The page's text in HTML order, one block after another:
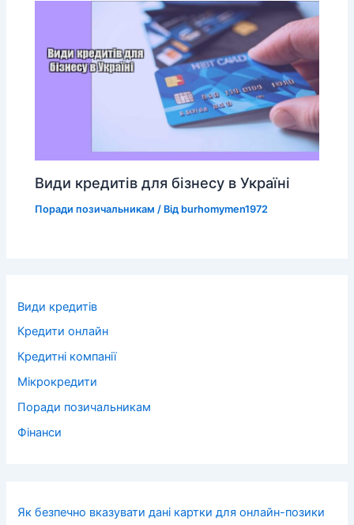
Види кредитів для бізнесу в Україні
Поради позичальникам / Від burhomymen1972
Види кредитів
Кредити онлайн
Кредитні компанії
Мікрокредити
Поради позичальникам
Фінанси
Як безпечно вказувати дані картки для онлайн-позики